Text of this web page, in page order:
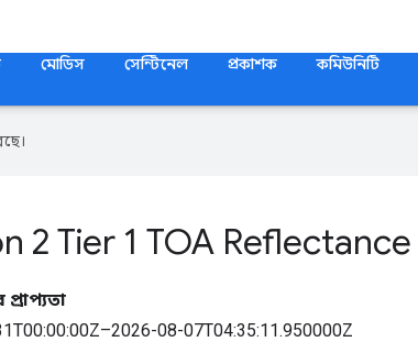
মোডিস সেন্টিনেল প্রকাশক কমিউনিটি
2 Tier 1 TOA Reflectance
প্রাপ্যতা
08-07T04:35:11.950000Z